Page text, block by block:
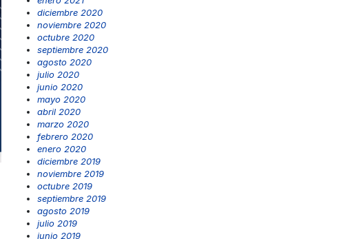
diciembre 2020
noviembre 2020
octubre 2020
septiembre 2020
agosto 2020
julio 2020
junio 2020
mayo 2020
abril 2020
marzo 2020
febrero 2020
enero 2020
diciembre 2019
noviembre 2019
octubre 2019
septiembre 2019
agosto 2019
julio 2019
junio 2019